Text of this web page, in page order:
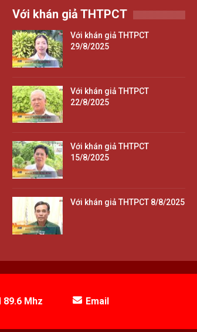
Với khán giả THTPCT
Với khán giả THTPCT
29/8/2025
Với khán giả THTPCT
22/8/2025
Với khán giả THTPCT
15/8/2025
Với khán giả THTPCT 8/8/2025
89.6 Mhz Email